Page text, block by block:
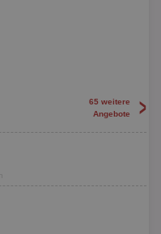
65 weitere
Angebote
>